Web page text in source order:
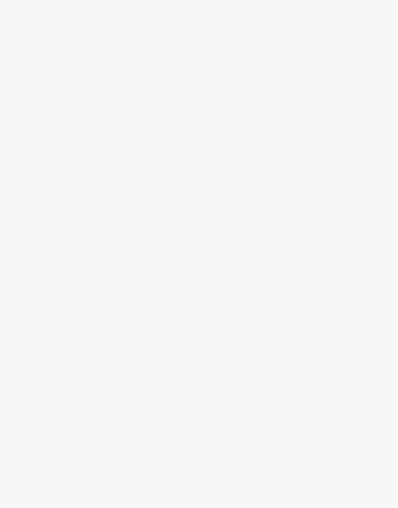
w procesie rezerwacji.
nasza Gwarancja z tytułu samodzielnej
loty przesiadkowe i innymi problemami.